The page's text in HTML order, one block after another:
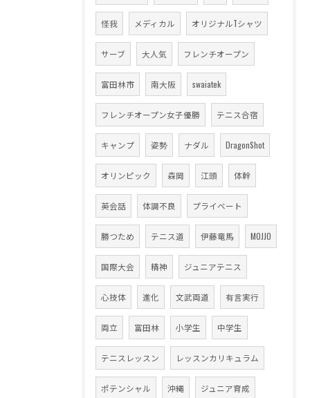
怪我 メディカル オリジナルTシャツ
サーブ 大人気 フレンチオープン
富田林市 南大阪 swaiatek
フレンチオープン女子優勝 テニス合宿
キャンプ 姿勢 ナダル DragonShot
オリンピック 森岡 江頭 体幹
英会話 体調不良 プライベート
勝つため テニス道 伊藤竜馬 MOJJO
国際大会 精神 ジュニアテニス
心技体 進化 文武両道 有言実行
両立 富田林 小学生 中学生
テニスレッスン レッスンカリキュラム
ポテンシャル 沖縄 ジュニア育成